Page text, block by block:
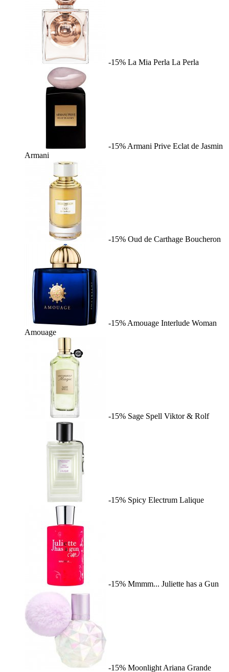
-15% La Mia Perla La Perla
-15% Armani Prive Eclat de Jasmin
Armani
-15% Oud de Carthage Boucheron
-15% Amouage Interlude Woman
Amouage
-15% Sage Spell Viktor & Rolf
-15% Spicy Electrum Lalique
-15% Mmmm... Juliette has a Gun
-15% Moonlight Ariana Grande